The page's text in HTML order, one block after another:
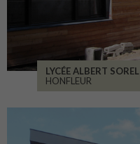
LYCÉE ALBERT SOREL
HONFLEUR